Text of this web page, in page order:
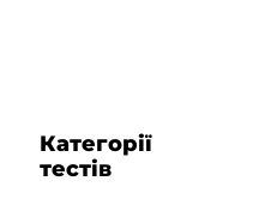
Категорії
тестів